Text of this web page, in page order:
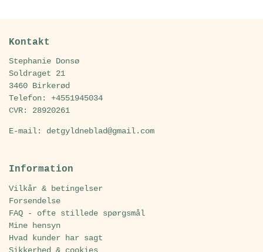
Kontakt
Stephanie Donsø
Soldraget 21
3460 Birkerød
Telefon: +4551945034
CVR: 28920261
E-mail: detgyldneblad@gmail.com
Information
Vilkår & betingelser
Forsendelse
FAQ - ofte stillede spørgsmål
Mine hensyn
Hvad kunder har sagt
Sikkerhed & cookies